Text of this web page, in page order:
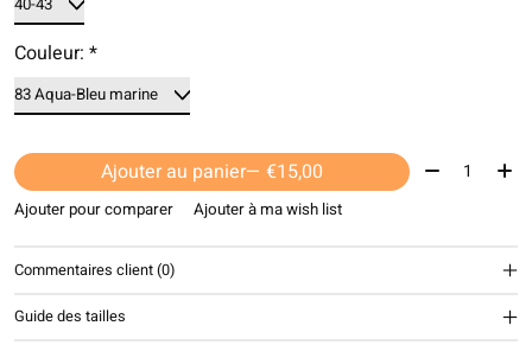
Couleur: *
Ajouter au panier — €15,00 Quantité:
Ajouter pour comparer Ajouter à ma wish list
Commentaires client (0)
Guide des tailles